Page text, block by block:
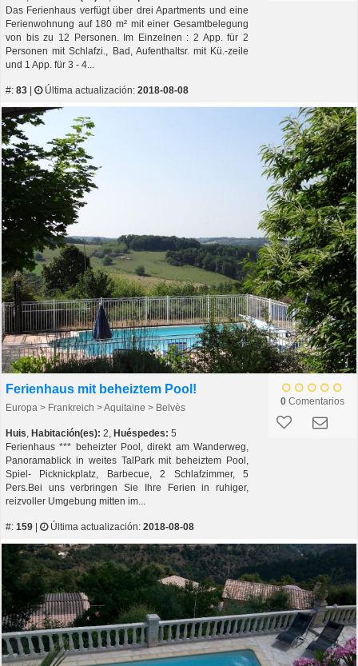
Das Ferienhaus verfügt über drei Apartments und eine
Ferienwohnung auf 180 m² mit einer Gesamtbelegung
von bis zu 12 Personen. Im Einzelnen : 2 App. für 2
Personen mit Schlafzi., Bad, Aufenthaltsr. mit Kü.-zeile
und 1 App. für 3 - 4...
#: 83 Última actualización: 2018-08-08
Ferienhaus mit beheiztem Pool!
Europa > Frankreich > Aquitaine > Belvès
Huis, Habitación(es): 2, Huéspedes: 5
Ferienhaus *** beheizter Pool, direkt am Wanderweg,
Panoramablick in weites TalPark mit beheiztem Pool,
Spiel- Picknickplatz, Barbecue, 2 Schlafzimmer, 5
Pers.Bei uns verbringen Sie Ihre Ferien in ruhiger,
reizvoller Umgebung mitten im...
#: 159 Última actualización: 2018-08-08
0 Comentarios